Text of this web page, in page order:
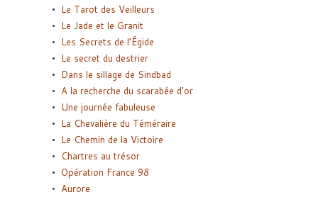
Le Tarot des Veilleurs
Le Jade et le Granit
Les Secrets de l’Égide
Le secret du destrier
Dans le sillage de Sindbad
A la recherche du scarabée d’or
Une journée fabuleuse
La Chevalière du Téméraire
Le Chemin de la Victoire
Chartres au trésor
Opération France 98
Aurore